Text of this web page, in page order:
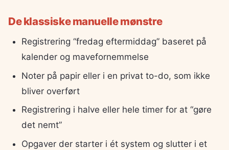
De klassiske manuelle mønstre
Registrering “fredag eftermiddag” baseret på
kalender og mavefornemmelse
Noter på papir eller i en privat to-do, som ikke
bliver overført
Registrering i halve eller hele timer for at “gøre
det nemt”
Opgaver der starter i ét system og slutter i et